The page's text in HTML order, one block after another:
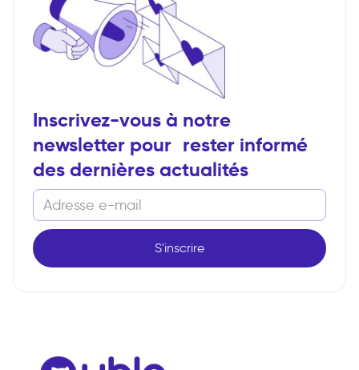
Inscrivez-vous à notre
newsletter pour rester informé
des dernières actualités